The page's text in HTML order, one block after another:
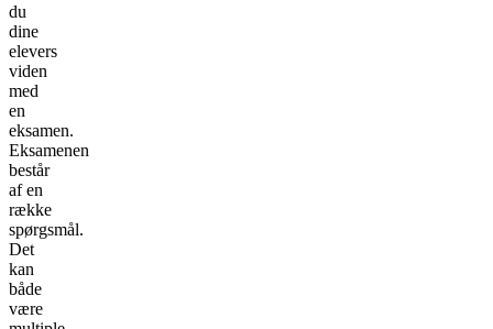
du
dine
elevers
viden
med
en
eksamen.
Eksamenen
består
af en
række
spørgsmål.
Det
kan
både
være